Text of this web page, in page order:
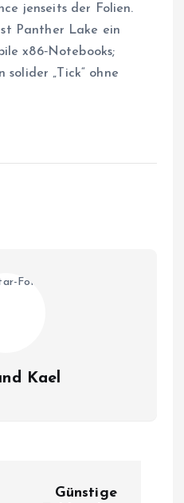
jenseits der Folien.
Panther Lake ein
x86‑Notebooks;
solider „Tick“ ohne
Kael
Günstige